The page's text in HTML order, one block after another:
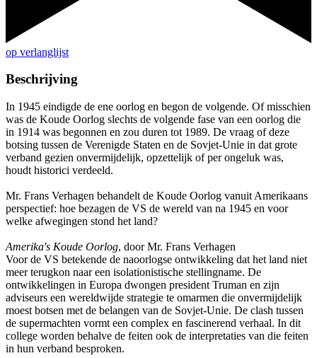
op verlanglijst
Beschrijving
In 1945 eindigde de ene oorlog en begon de volgende. Of misschien
was de Koude Oorlog slechts de volgende fase van een oorlog die
in 1914 was begonnen en zou duren tot 1989. De vraag of deze
botsing tussen de Verenigde Staten en de Sovjet-Unie in dat grote
verband gezien onvermijdelijk, opzettelijk of per ongeluk was,
houdt historici verdeeld.
Mr. Frans Verhagen behandelt de Koude Oorlog vanuit Amerikaans
perspectief: hoe bezagen de VS de wereld van na 1945 en voor
welke afwegingen stond het land?
Amerika's Koude Oorlog, door Mr. Frans Verhagen
Voor de VS betekende de naoorlogse ontwikkeling dat het land niet
meer terugkon naar een isolationistische stellingname. De
ontwikkelingen in Europa dwongen president Truman en zijn
adviseurs een wereldwijde strategie te omarmen die onvermijdelijk
moest botsen met de belangen van de Sovjet-Unie. De clash tussen
de supermachten vormt een complex en fascinerend verhaal. In dit
college worden behalve de feiten ook de interpretaties van die feiten
in hun verband besproken.